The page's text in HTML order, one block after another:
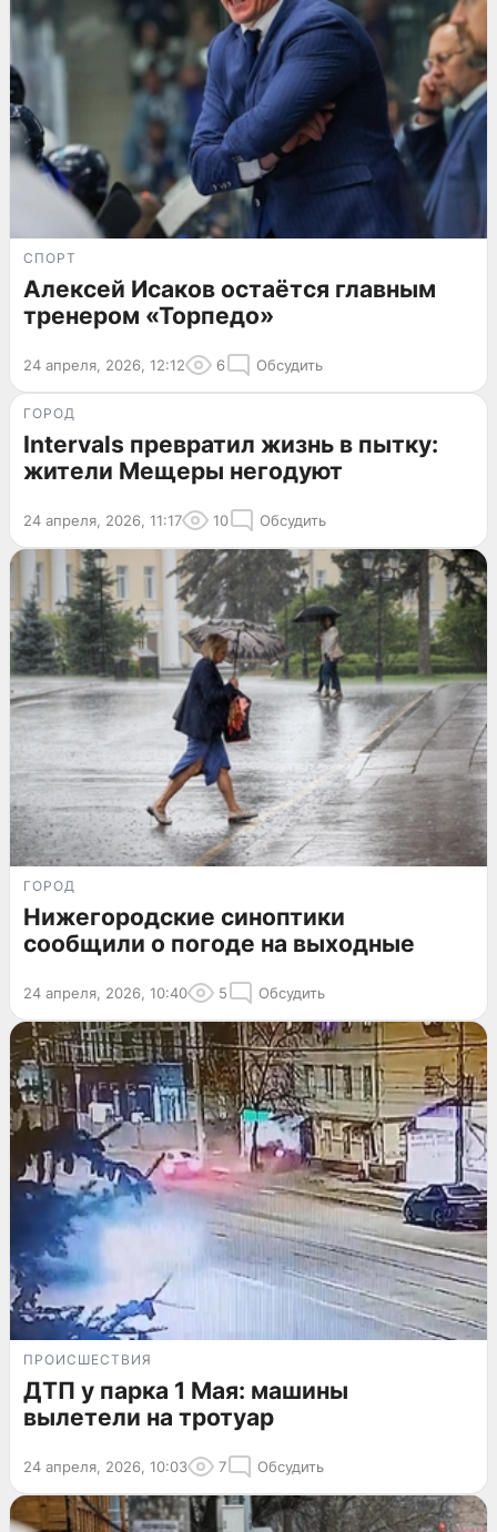
СПОРТ
Алексей Исаков остаётся главным
тренером «Торпедо»
24 апреля, 2026, 12:12 6 Обсудить
ГОРОД
Intervals превратил жизнь в пытку:
жители Мещеры негодуют
24 апреля, 2026, 11:17 10 Обсудить
ГОРОД
Нижегородские синоптики
сообщили о погоде на выходные
24 апреля, 2026, 10:40 5 Обсудить
ПРОИСШЕСТВИЯ
ДТП у парка 1 Мая: машины
вылетели на тротуар
24 апреля, 2026, 10:03 7 Обсудить